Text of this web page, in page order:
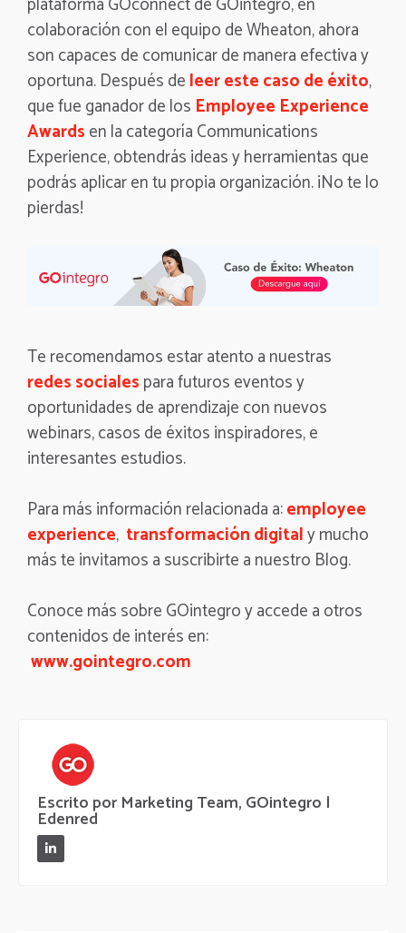
colaboración con el equipo de Wheaton, ahora
son capaces de comunicar de manera efectiva y
oportuna. Después deleer este caso de éxito,
que fue ganador de los Employee Experience
Awardsen la categoría Communications
Experience, obtendrás ideas y herramientas que
podrás aplicar en tu propia organización. ¡No te lo
pierdas!
Te recomendamos estar atento a nuestras
redes socialespara futuros eventos y
oportunidades de aprendizaje con nuevos
webinars, casos de éxitos inspiradores, e
interesantes estudios.
Para más información relacionada a:employee
experience, transformación digitaly mucho
más te invitamos a suscribirte a nuestro Blog.
Conoce más sobre GOintegro y accede a otros
contenidos de interés en:
www.gointegro.com
Escrito por Marketing Team, GOintegro |
Edenred